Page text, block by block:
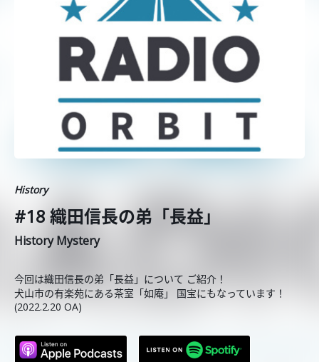
History
#18 織田信長の弟「長益」
History Mystery
今回は織田信長の弟「長益」について ご紹介！
犬山市の有楽苑にある茶室「如庵」 国宝にもなっています！
(2022.2.20 OA)